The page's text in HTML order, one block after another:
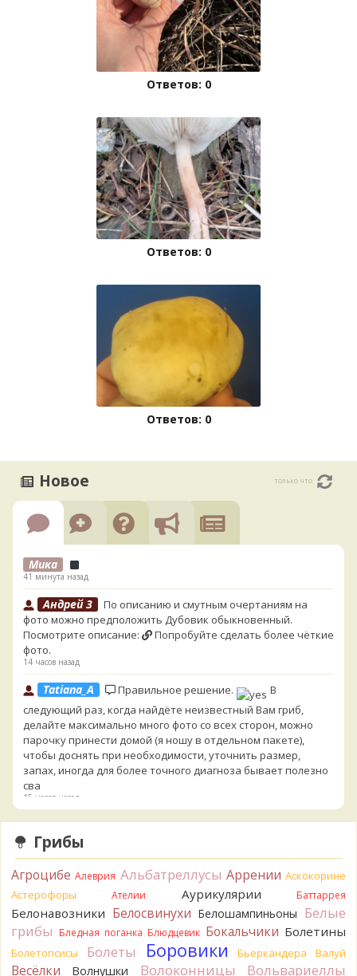
Ответов: 0
Ответов: 0
Ответов: 0
Новое только что
Мика
41 минута назад
Андрей 3
По описанию и смутным очертаниям на
фото можно предположить Дубовик обыкновенный.
Посмотрите описание:
Попробуйте сделать более чёткие
фото.
14 часов назад
Tatiana_A Правильное решение.
В
следующий раз, когда найдёте неизвестный Вам гриб,
делайте максимально много фото со всех сторон, можно
парочку принести домой (я ношу в отдельном пакете),
чтобы доснять при необходимости, уточнить размер,
запах, иногда для более точного диагноза бывает полезно
сва
15 часов назад
Cult of Chanterelles
Я от греха подальше их выкинул.
Для не знающего человека эксперименты с говорушками,
наверное, плохая идея.
15 часов назад
Tatiana_A
Говорушек в этой цветовой гамме - хоть
пруд пруди, и далеко не все описаны на этом сайте. И
большинство из них как минимум несъедобны. Ворончатая
должна слабо пахнуть миндалём. Из похожих есть, скажем,
Желобчатая и Бледноокрашенная. Росли не не древесине,
так? Из земли или из подстилки
Грибы
Агроцибе Алеврия Альбатреллусы Аррении Аскокорине
Астерофоры
Ателии Аурикулярии Баттаррея
Белонавозники Белосвинухи Белошампиньоны Белые
грибы Бледная поганка Блюдцевик Бокальчики Болетины
Болетопсисы Болеты Боровики Бьеркандера Валуй
Весёлки Волнушки Волоконницы Вольвариеллы